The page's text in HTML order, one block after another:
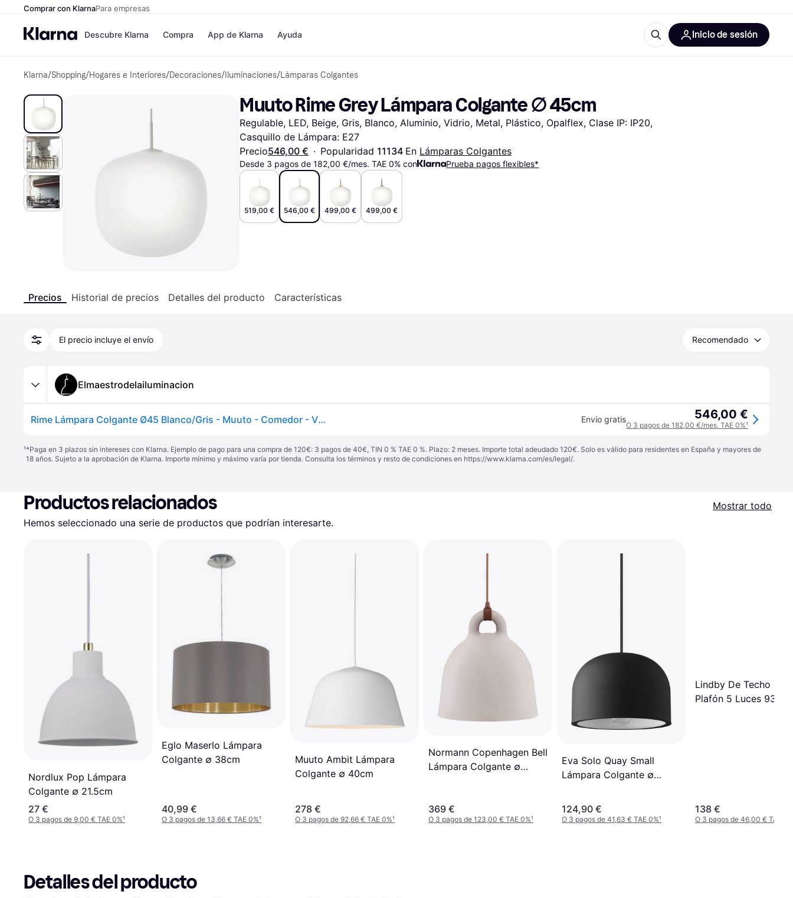
Comprar con KlarnaPara empresas
Descubre Klarna
Formas de pago
Paga ahora
Paga en 3 plazos
Paga en 30 días
Financiación
Klarna en Apple Pay
Compras y recompensas
Directorio de tiendas
Suscripciones
Invita a un amigo
Saldo
Cuentas de ahorro
Cuenta Flex
Compra
Tiendas
Zalando Prive
JD Sports
Directorio de tiendas
Compra y compara precios
Belleza
Ropa
Juguetes
Hogares e Interiores
Audio y Video
Deportes y Aire libre
Informática
Hazlo tú mismo
Teléfonos & Wearables
Niños y Familia
Transportes Motorizados
Electrodomésticos de
Cocina
Electrodomésticos
App de Klarna Ayuda Inicio de sesión
Klarna/Shopping/Hogares e Interiores/Decoraciones/ Iluminaciones/Lámparas Colgantes
Muuto Rime Grey Lámpara Colgante ∅ 45cm
Regulable, LED, Beige, Gris, Blanco, Aluminio, Vidrio, Metal, Plástico, Opalflex, Clase IP: IP20,
Casquillo de Lámpara: E27
Precio546,00 € · Popularidad 11134 En Lámparas Colgantes
Desde 3 pagos de 182,00 €/mes. TAE 0% con Prueba pagos flexibles*
519,00 € 546,00 € 499,00 € 499,00 €
Precios Historial de precios Detalles del producto Características
El precio incluye el envío Recomendado
Elmaestrodelailuminacion
Rime Lámpara Colgante Ø45 Blanco/Gris - Muuto - Comedor - Vidrio Envío gratis 546,00 €
O 3 pagos de 182,00 €/mes. TAE 0%¹
¹*Paga en 3 plazos sin intereses con Klarna. Ejemplo de pago para una compra de 120€: 3 pagos de 40€, TIN 0 % TAE 0 %. Plazo: 2 meses. Importe total adeudado 120€. Solo es válido para residentes en España y mayores de
18 años. Sujeto a la aprobación de Klarna. Importe mínimo y máximo varía por tienda. Consulta los términos y resto de condiciones en https://www.klarna.com/es/legal/.
Productos relacionados
Mostrar todo
Hemos seleccionado una serie de productos que podrían interesarte.
Nordlux Pop Lámpara
Colgante ∅ 21.5cm
27 €
O 3 pagos de 9,00 € TAE 0%¹
Eglo Maserlo Lámpara
Colgante ∅ 38cm
40,99 €
O 3 pagos de 13,66 € TAE 0%¹
Muuto Ambit Lámpara
Colgante ∅ 40cm
278 €
O 3 pagos de 92,66 € TAE 0%¹
Normann Copenhagen Bell
Lámpara Colgante ∅
369 €
O 3 pagos de 123,00 € TAE 0%¹
Eva Solo Quay Small
Lámpara Colgante ∅
124,90 €
O 3 pagos de 41,63 € TAE 0%¹
Lindby De Techo
Plafón 5 Luces 93 cm
138 €
O 3 pagos de 46,00 € TAE
Detalles del producto